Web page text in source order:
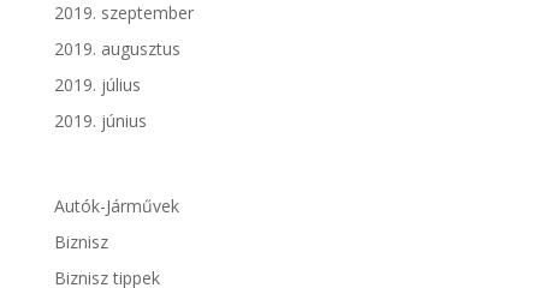
2019. szeptember
2019. augusztus
2019. július
2019. június
Autók-Járművek
Biznisz
Biznisz tippek